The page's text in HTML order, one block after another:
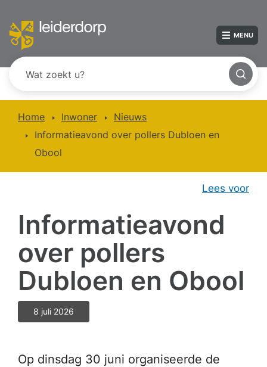
MENU
Home Inwoner
Nieuws
Informatieavond over pollers Dubloen en
Obool
Lees voor
Informatieavond
over pollers
Dubloen en Obool
8 juli 2026
Op dinsdag 30 juni organiseerde de